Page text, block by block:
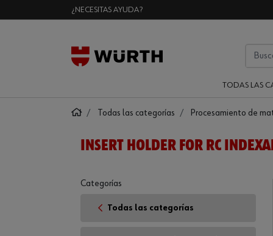
¿NECESITAS AYUDA?
TODAS LAS
Todas las categorías Procesamiento de
INSERT HOLDER FOR RC
Categorías
Todas las categorías